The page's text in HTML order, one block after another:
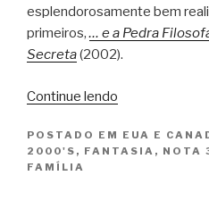
esplendorosamente bem
primeiros,… e a Pedra
Secreta(2002).
Continue lendo
e
o
POSTADO EM EUA E
2000'S , FANTASIA , NOTA
FAMÍLIA